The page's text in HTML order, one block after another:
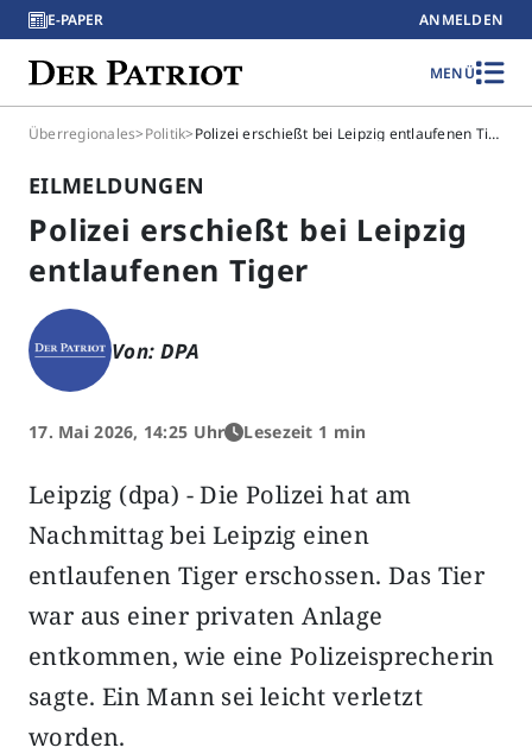
E-PAPER ANMELDEN
MENÜ
Überregionales>Politik> Polizei erschießt bei Leipzig entlaufenen Tiger
EILMELDUNGEN
Polizei erschießt bei Leipzig
entlaufenen Tiger
Von: DPA
17. Mai 2026, 14:25 Uhr Lesezeit 1 min
Leipzig (dpa) - Die Polizei hat am
Nachmittag bei Leipzig einen
entlaufenen Tiger erschossen. Das Tier
war aus einer privaten Anlage
entkommen, wie eine Polizeisprecherin
sagte. Ein Mann sei leicht verletzt
worden.